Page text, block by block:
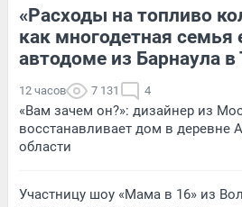
«Расходы на топливо
как многодетная семья
автодоме из Барнаула
12 часов 7 131 4
«Вам зачем он?»: дизайнер из
восстанавливает дом в деревне
области
Участницу шоу «Мама в 16» из